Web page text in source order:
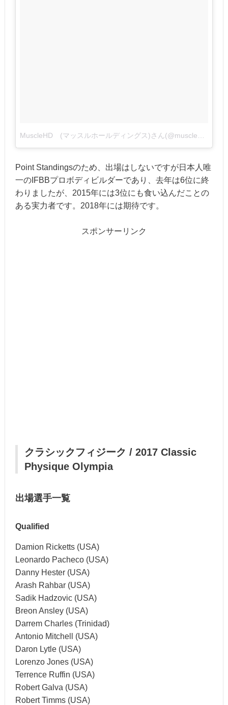
Point Standingsのため、出場はしないですが日本人唯
一のIFBBプロボディビルダーであり、去年は6位に終
わりましたが、2015年には3位にも食い込んだことの
ある実力者です。2018年には期待です。
スポンサーリンク
クラシックフィジーク / 2017 Classic
Physique Olympia
出場選手一覧
Qualified
Damion Ricketts (USA)
Leonardo Pacheco (USA)
Danny Hester (USA)
Arash Rahbar (USA)
Sadik Hadzovic (USA)
Breon Ansley (USA)
Darrem Charles (Trinidad)
Antonio Mitchell (USA)
Daron Lytle (USA)
Lorenzo Jones (USA)
Terrence Ruffin (USA)
Robert Galva (USA)
Robert Timms (USA)